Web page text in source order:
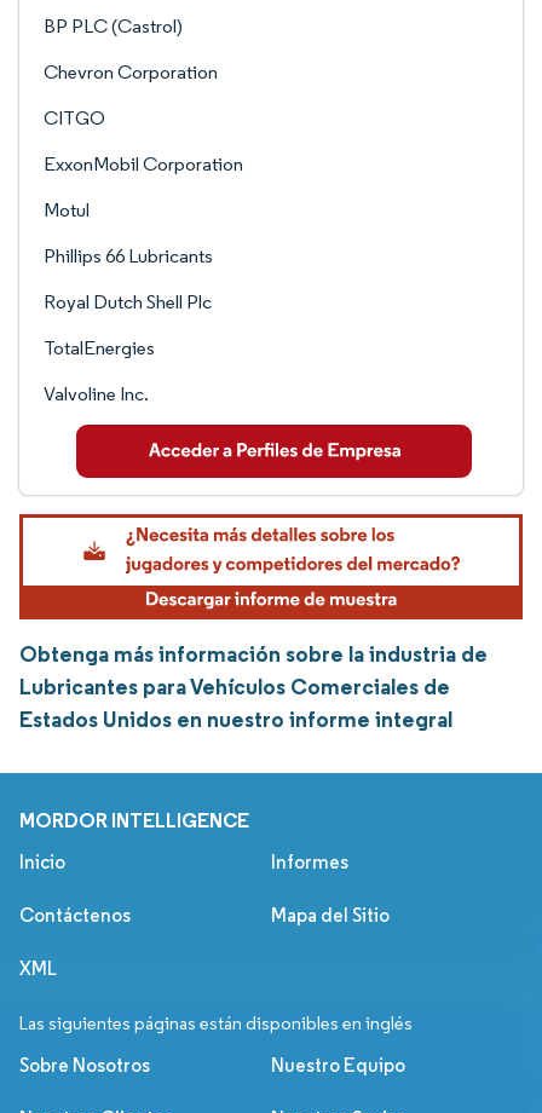
BP PLC (Castrol)
Chevron Corporation
CITGO
ExxonMobil Corporation
Motul
Phillips 66 Lubricants
Royal Dutch Shell Plc
TotalEnergies
Valvoline Inc.
Obtenga más información sobre la industria de
Lubricantes para Vehículos Comerciales de
Estados Unidos en nuestro informe integral
MORDOR INTELLIGENCE
Inicio Informes
Contáctenos Mapa del Sitio
XML
Las siguientes páginas están disponibles en inglés
Sobre Nosotros Nuestro Equipo